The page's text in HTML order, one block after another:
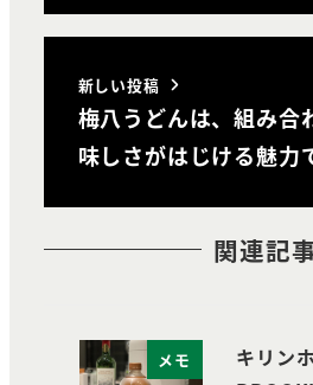
新しい投稿
梅八うどんは、組み合
味しさがはじける魅力
関連記
メモ
キリン